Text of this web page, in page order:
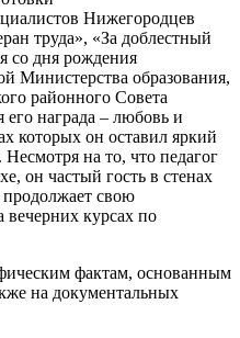
Нижегородцев
труда», «За доблестный
со дня рождения
Министерства образования,
районного Совета
его награда – любовь и
которых он оставил яркий
на то, что педагог
он частый гость в стенах
свою
вечерних курсах по
фактам, основанным
на документальных